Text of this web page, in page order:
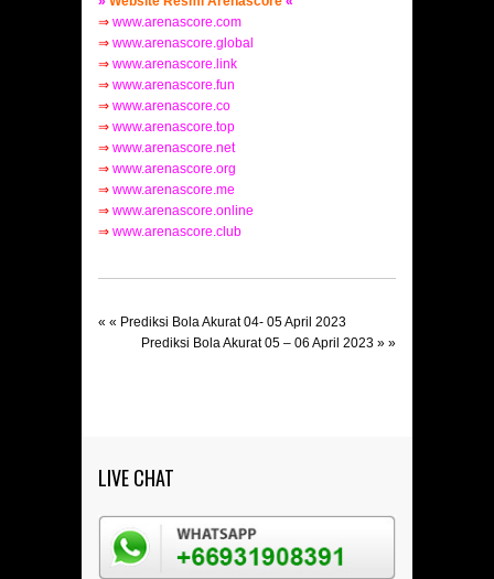
⇒ www.arenascore.com
⇒ www.arenascore.global
⇒ www.arenascore.link
⇒ www.arenascore.fun
⇒ www.arenascore.co
⇒ www.arenascore.top
⇒ www.arenascore.net
⇒ www.arenascore.org
⇒ www.arenascore.me
⇒ www.arenascore.online
⇒ www.arenascore.club
« « Prediksi Bola Akurat 04- 05 April 2023
Prediksi Bola Akurat 05 – 06 April 2023 » »
LIVE CHAT